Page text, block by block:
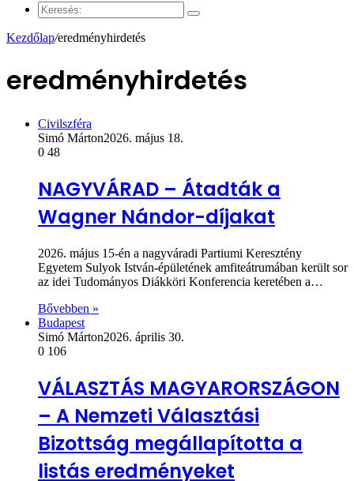
cikk
Keresés:
Kezdőlap/eredményhirdetés
eredményhirdetés
Civilszféra
Simó Márton2026. május 18.
0 48
NAGYVÁRAD – Átadták a
Wagner Nándor-díjakat
2026. május 15-én a nagyváradi Partiumi Keresztény
Egyetem Sulyok István-épületének amfiteátrumában került sor
az idei Tudományos Diákköri Konferencia keretében a…
Bővebben »
Budapest
Simó Márton2026. április 30.
0 106
VÁLASZTÁS MAGYARORSZÁGON
– A Nemzeti Választási
Bizottság megállapította a
listás eredményeket